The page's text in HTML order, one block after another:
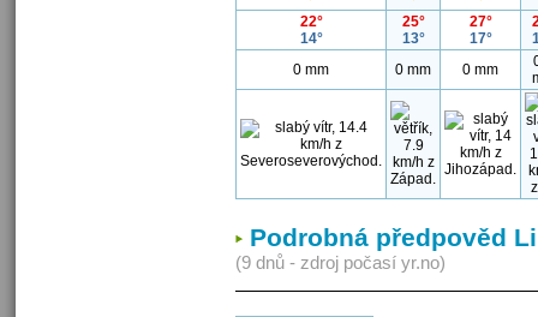
22°
14°
25°
13°
27°
17°
0 mm
0 mm 0 mm
Podrobná předpověd
(9 dnů - zdroj počasí yr.no)